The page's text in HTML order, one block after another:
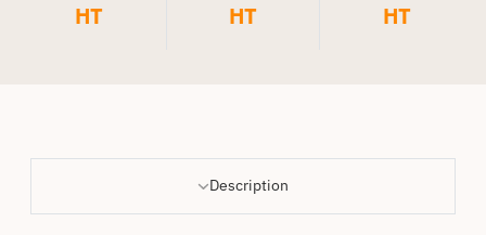
HT
HT
HT
Description